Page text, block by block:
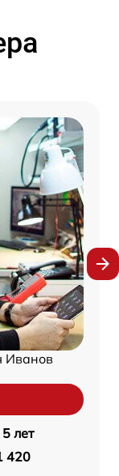
Иванов
5 лет
420